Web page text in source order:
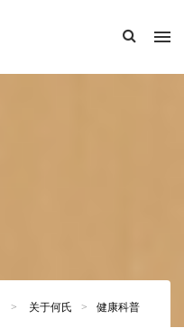
> 关于何氏 > 健康科普